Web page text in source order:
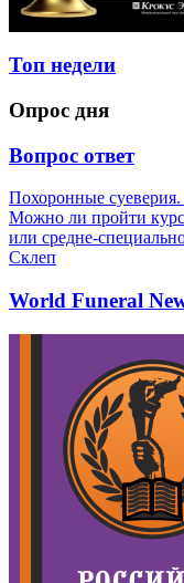
Топ недели
Опрос дня
Вопрос ответ
Похоронные
Можно ли пройти
или средне-
Склеп
World Funeral